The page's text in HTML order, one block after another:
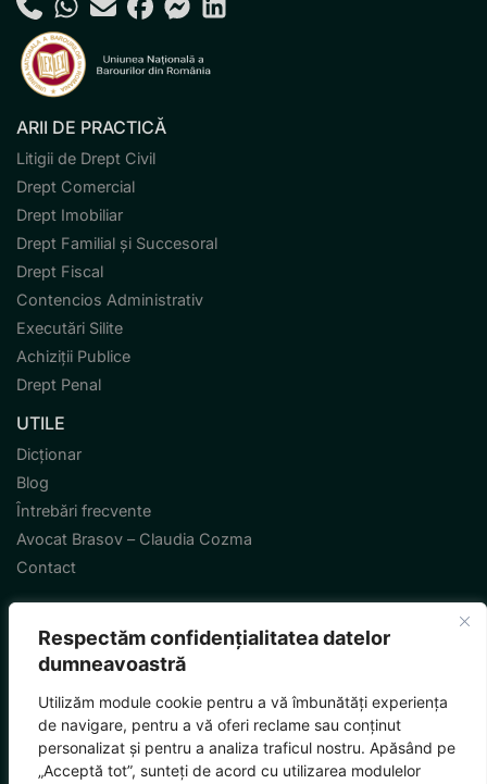
Respectăm confidențialitatea datelor
dumneavoastră
Utilizăm module cookie pentru a vă îmbunătăți experiența
de navigare, pentru a vă oferi reclame sau conținut
personalizat și pentru a analiza traficul nostru. Apăsând pe
„Acceptă tot”, sunteți de acord cu utilizarea modulelor
ARII DE PRACTICĂ
Litigii de Drept Civil
Drept Comercial
Drept Imobiliar
Drept Familial și Succesoral
Drept Fiscal
Contencios Administrativ
Executări Silite
Achiziții Publice
Drept Penal
UTILE
Dicționar
Blog
Întrebări frecvente
Avocat Brasov – Claudia Cozma
Contact
Termeni și condiții
© MMXXVI Toate drepturile rezervate.
by